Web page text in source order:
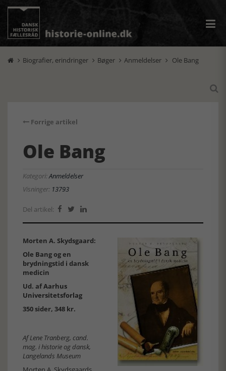
 Biografier, erindringer  Bøger  Anmeldelser  Ole Bang

Forrige artikel
Ole Bang
Kategori:Anmeldelser
Visninger: 13793
Del artikel:   
Morten A. Skydsgaard:
Ole Bang og en
brydningstid i dansk
medicin
Ud. afAarhus
Universitetsforlag
350 sider, 348 kr.
Af Lene Tranberg, cand.
mag. i historie og dansk,
Langelands Museum